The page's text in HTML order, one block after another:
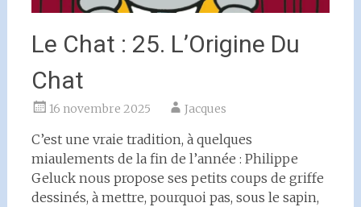
Le Chat : 25. L’Origine Du
Chat
16 novembre 2025 Jacques
C’est une vraie tradition, à quelques
miaulements de la fin de l’année : Philippe
Geluck nous propose ses petits coups de griffe
dessinés, à mettre, pourquoi pas, sous le sapin,